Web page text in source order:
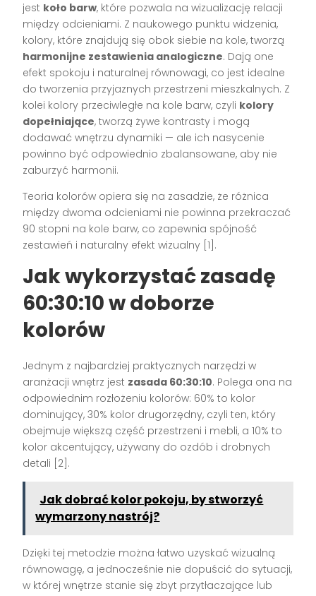
jest koło barw, które pozwala na wizualizację relacji
między odcieniami. Z naukowego punktu widzenia,
kolory, które znajdują się obok siebie na kole, tworzą
harmonijne zestawienia analogiczne. Dają one
efekt spokoju i naturalnej równowagi, co jest idealne
do tworzenia przyjaznych przestrzeni mieszkalnych. Z
kolei kolory przeciwległe na kole barw, czyli kolory
dopełniające, tworzą żywe kontrasty i mogą
dodawać wnętrzu dynamiki — ale ich nasycenie
powinno być odpowiednio zbalansowane, aby nie
zaburzyć harmonii.
Teoria kolorów opiera się na zasadzie, że różnica
między dwoma odcieniami nie powinna przekraczać
90 stopni na kole barw, co zapewnia spójność
zestawień i naturalny efekt wizualny [1].
Jak wykorzystać zasadę
60:30:10 w doborze
kolorów
Jednym z najbardziej praktycznych narzędzi w
aranżacji wnętrz jest zasada 60:30:10. Polega ona na
odpowiednim rozłożeniu kolorów: 60% to kolor
dominujący, 30% kolor drugorzędny, czyli ten, który
obejmuje większą część przestrzeni i mebli, a 10% to
kolor akcentujący, używany do ozdób i drobnych
detali [2].
Jak dobrać kolor pokoju, by stworzyć
wymarzony nastrój?
Dzięki tej metodzie można łatwo uzyskać wizualną
równowagę, a jednocześnie nie dopuścić do sytuacji,
w której wnętrze stanie się zbyt przytłaczające lub